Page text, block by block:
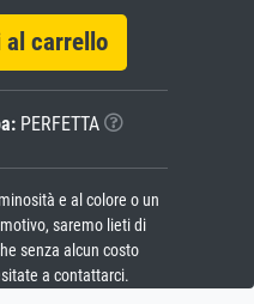
carrello
PERFETTA
e al colore o un
saremo lieti di
senza alcun costo
a contattarci.